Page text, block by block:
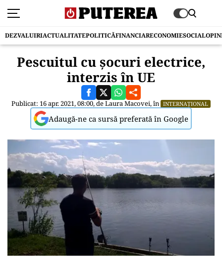
DEZVALUIRIACTUALITATEPOLITICĂFINANCIARECONOMIESOCIAL
Pescuitul cu şocuri electrice,
interzis în UE
Publicat: 16 apr. 2021, 08:00, deLaura Macovei, în INTERNAȚIONAL
Adaugă-ne ca sursă preferată în Google